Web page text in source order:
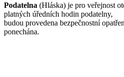
Podatelna (Hláska) je pro veřejnost
platných úředních hodin podatelny,
budou provedena bezpečnostní
ponechána.